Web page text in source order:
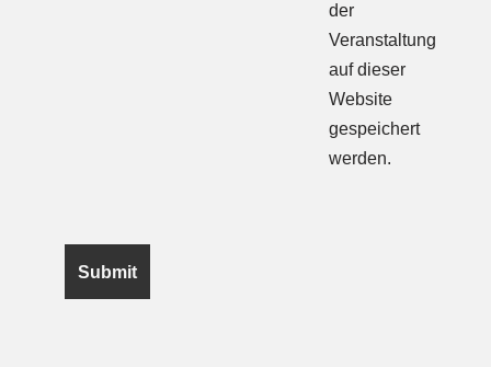
der
Veranstaltung
auf dieser
Website
gespeichert
werden.